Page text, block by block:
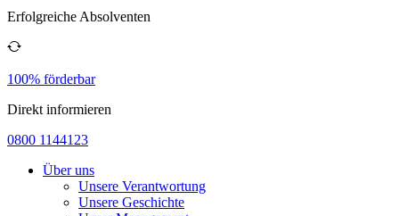
Erfolgreiche Absolventen
100% förderbar
Direkt informieren
0800 1144123
Über uns
Unsere Verantwortung
Unsere Geschichte